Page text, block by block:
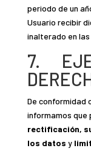
periodo de un
Usuario recibir
inalterado en
7.
De conformidad
informamos que
rectificación,
los datos y